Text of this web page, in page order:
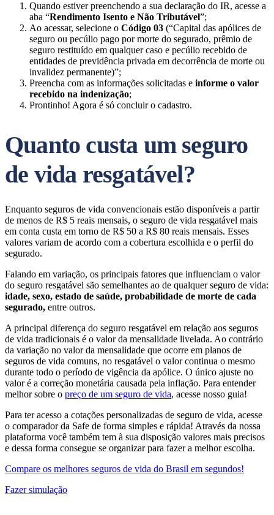
Quando estiver preenchendo a sua declaração do IR, acesse a
aba “Rendimento Isento e Não Tributável”;
Ao acessar, selecione o Código 03 (“Capital das apólices de
seguro ou pecúlio pago por morte do segurado, prêmio de
seguro restituído em qualquer caso e pecúlio recebido de
entidades de previdência privada em decorrência de morte ou
invalidez permanente)”;
Preencha com as informações solicitadas e informe o valor
recebido na indenização;
Prontinho! Agora é só concluir o cadastro.
Quanto custa um seguro
de vida resgatável?
Enquanto seguros de vida convencionais estão disponíveis a partir
de menos de R$ 5 reais mensais, o seguro de vida resgatável mais
em conta custa em torno de R$ 50 a R$ 80 reais mensais. Esses
valores variam de acordo com a cobertura escolhida e o perfil do
segurado.
Falando em variação, os principais fatores que influenciam o valor
do seguro resgatável são semelhantes ao de qualquer seguro de vida:
idade, sexo, estado de saúde, probabilidade de morte de cada
segurado, entre outros.
A principal diferença do seguro resgatável em relação aos seguros
de vida tradicionais é o valor da mensalidade livelada. Ao contrário
da variação no valor da mensalidade que ocorre em planos de
seguros de vida comuns, no resgatável o valor continua o mesmo
durante todo o período de vigência da apólice. O único ajuste no
valor é a correção monetária causada pela inflação. Para entender
melhor sobre o preço de um seguro de vida, acesse nosso guia!
Para ter acesso a cotações personalizadas de seguro de vida, acesse
o comparador da Safe de forma simples e rápida! Através da nossa
plataforma você também tem à sua disposição valores mais precisos
e dessa forma consegue se organizar para fazer a melhor escolha.
Compare os melhores seguros de vida do Brasil em segundos!
Fazer simulação